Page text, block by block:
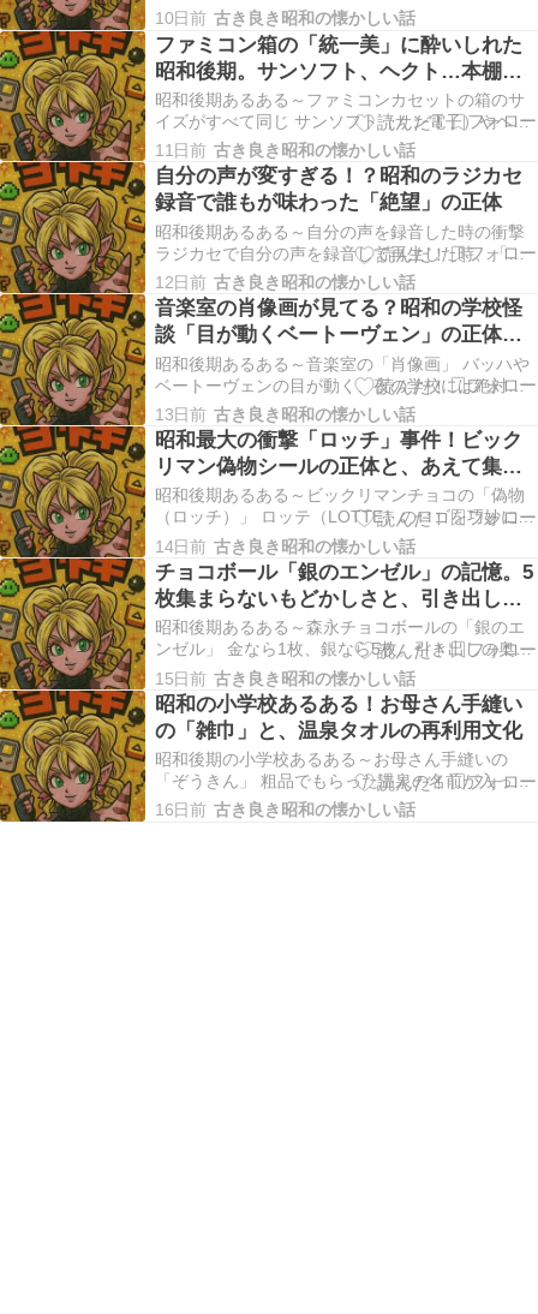
に、U字型の金具をプラスドライバーでねじ込んで
接続します。接触が悪いと画面が砂嵐になり、親
にファミコンをさせてもらうための交渉と接続作
業で一苦労でした。 現代のゲーム機は、HDMI
ケ…
10日前 古き良き昭和の懐かしい話
ファミコン箱の「統一美」に酔いしれた
昭和後期。サンソフト、ヘクト…本棚に
ピタッと揃う快感の記憶
昭和後期あるある～ファミコンカセットの箱のサ
イズがすべて同じ サンソフト（サン電子）やヘク
トなど、どのメーカーから発売されたソフトでも
パッケージの箱のサイズが完全に統一されていま
した。本棚に並べたときにピタッと揃うフィット
感が異常に気持ちよく、今のゲーム機にはない美
しさがありまし…
11日前 古き良き昭和の懐かしい話
自分の声が変すぎる！？昭和のラジカセ
録音で誰もが味わった「絶望」の正体
昭和後期あるある～自分の声を録音した時の衝撃
ラジカセで自分の声を録音して再生した時、「え
っ、私ってこんな声なの！？」と絶望する。 昭和
後期の家庭において、リビングや子供部屋の主役
といえば「ラジカセ（ラジオカセットレコーダ
ー）」でした。 お気に入りの曲をラジオから録音
したり、テレ…
12日前 古き良き昭和の懐かしい話
音楽室の肖像画が見てる？昭和の学校怪
談「目が動くベートーヴェン」の正体と
恐怖
昭和後期あるある～音楽室の「肖像画」 バッハや
ベートーヴェンの目が動く、夜の学校には絶対に
行きたくないという定番の怪談。 昭和後期の小学
校、放課後の静まり返った廊下を歩くとき、私た
ちは決まってある場所の前で足を早めました。 そ
れは、校舎の最上階や端っこに配置されることが
多かった「…
13日前 古き良き昭和の懐かしい話
昭和最大の衝撃「ロッチ」事件！ビック
リマン偽物シールの正体と、あえて集め
た子供たちの記憶
昭和後期あるある～ビックリマンチョコの「偽物
（ロッチ）」 ロッテ（LOTTE）のロゴを巧妙に真
似た「ロッチ」という偽物のシール（コスモス
製）がガチャガチャで出回り、うっかり騙される
子供が続出。 私は偽物と分かっていて集めていま
した。 昭和後期、全国の小学生を熱狂の渦に巻き
込んだ「…
14日前 古き良き昭和の懐かしい話
チョコボール「銀のエンゼル」の記憶。5
枚集まらないもどかしさと、引き出しに
眠る宝物
昭和後期あるある～森永チョコボールの「銀のエ
ンゼル」 金なら1枚、銀なら5枚。引き出しの奥に
「銀のエンゼル3枚」がずっと眠ったまま大人にな
る。金はごく稀に出るが、銀5枚をそろえるのは至
難の業。 昭和後期の子供たちにとって、駄菓子屋
やスーパーのレジ横は、単なる買い物場ではなく
「夢の…
15日前 古き良き昭和の懐かしい話
昭和の小学校あるある！お母さん手縫い
の「雑巾」と、温泉タオルの再利用文化
昭和後期の小学校あるある～お母さん手縫いの
「ぞうきん」 粗品でもらった温泉の名前が入った
薄いタオルなどを半分に折り、お母さんが「×」の
字にミシンや手縫いで縫ってくれた雑巾を小学校
16日前 古き良き昭和の懐かしい話